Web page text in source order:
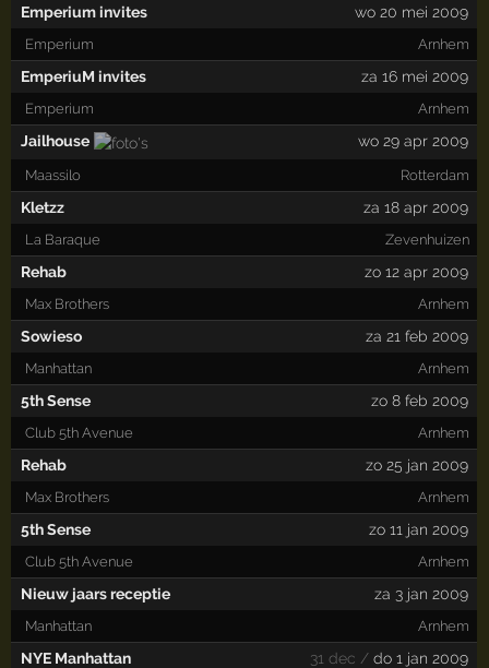
Emperium invites wo 20 mei 2009
Emperium Arnhem
EmperiuM invites za 16 mei 2009
Emperium Arnhem
Jailhouse wo 29 apr 2009
Maassilo Rotterdam
Kletzz za 18 apr 2009
La Baraque Zevenhuizen
Rehab zo 12 apr 2009
Max Brothers Arnhem
Sowieso za 21 feb 2009
Manhattan Arnhem
5th Sense zo 8 feb 2009
Club 5th Avenue Arnhem
Rehab zo 25 jan 2009
Max Brothers Arnhem
5th Sense zo 11 jan 2009
Club 5th Avenue Arnhem
Nieuw jaars receptie za 3 jan 2009
Manhattan Arnhem
NYE Manhattan 31 dec /do 1 jan 2009